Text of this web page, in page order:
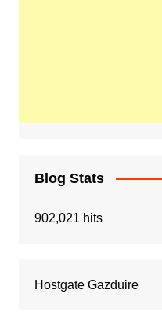
Blog Stats
902,021 hits
Hostgate Gazduire